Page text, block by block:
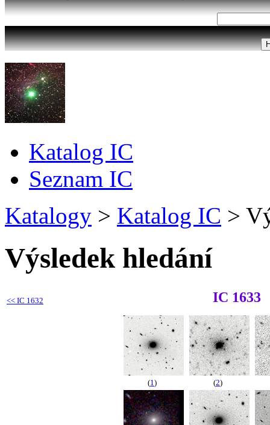
Katalog IC
Seznam IC
Katalogy > Katalog IC >
Výsledek hledání
<< IC 1632 IC 1633
(1 ) (2)